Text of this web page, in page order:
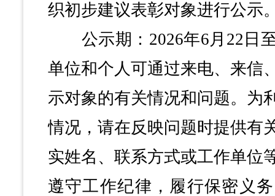
织初步建议表彰对象进行公示
公示期：2026年6月22日
单位和个人可通过来电、来信
示对象的有关情况和问题。为
情况，请在反映问题时提供有
实姓名、联系方式或工作单位
遵守工作纪律，履行保密义